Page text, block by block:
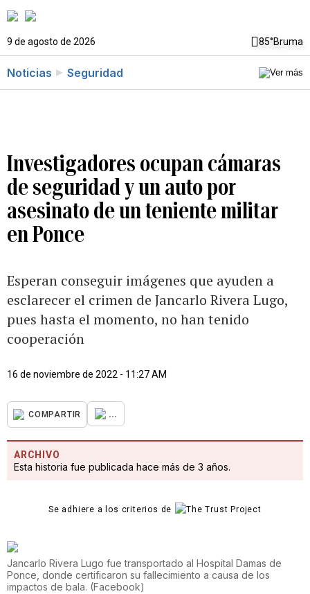
9 de agosto de 2026 85°Bruma
Noticias Seguridad
Investigadores ocupan cámaras
de seguridad y un auto por
asesinato de un teniente militar
en Ponce
Esperan conseguir imágenes que ayuden a
esclarecer el crimen de Jancarlo Rivera Lugo,
pues hasta el momento, no han tenido
cooperación
16 de noviembre de 2022 - 11:27 AM
COMPARTIR ...
ARCHIVO
Esta historia fue publicada hace más de 3 años.
Se adhiere a los criterios de
Jancarlo Rivera Lugo fue transportado al Hospital Damas de
Ponce, donde certificaron su fallecimiento a causa de los
impactos de bala. (Facebook)